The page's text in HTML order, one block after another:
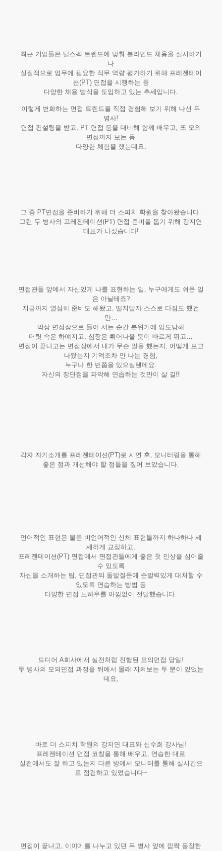
최근 기업들은 탈스펙 트렌드에 맞춰 블라인드 채용을 실시하거
나
실질적으로 업무에 필요한 직무 역량 평가하기 위해 프레젠테이
션(PT) 면접을 시행하는 등
다양한 채용 방식을 도입하고 있는 추세입니다.
이렇게 변화하는 면접 트렌드를 직접 경험해 보기 위해 나선 두
병사!
면접 컨설팅을 받고, PT 면접 등을 대비해 함께 배우고, 또 모의
면접까지 보는 등
다양한 체험을 했는데요,
그 중 PT면접을 준비하기 위해 더 스피치 학원을 찾아왔습니다.
그런 두 병사의 프레젠테이션(PT) 면접 준비를 돕기 위해 강지연
대표가 나섰습니다!
면접관들 앞에서 자신있게 나를 표현하는 일, 누구에게도 쉬운 일
은 아닐테죠?
지금까지 열심히 준비도 해왔고, 떨지말자 스스로 다짐도 했건
만…
막상 면접장으로 들어 서는 순간 분위기에 압도당해
머릿 속은 하얘지고, 심장은 튀어나올 듯이 빠르게 뛰고…
면접이 끝나고는 면접장에서 내가 무슨 말을 했는지, 어떻게 보고
나왔는지 기억조차 안 나는 경험,
누구나 한 번쯤을 있으실텐데요.
자신의 장단점을 파악해 연습하는 것만이 살 길!!
각자 자기소개를 프레젠테이션(PT)로 시연 후, 모니터링을 통해
좋은 점과 개선해야 할 점들을 짚어 보았습니다.
언어적인 표현은 물론 비언어적인 신체 표현들까지 하나하나 세
세하게 교정하고,
프레젠테이션(PT) 면접에서 면접관들에게 좋은 첫 인상을 심어줄
수 있도록
자신을 소개하는 팁, 면접관의 돌발질문에 순발력있게 대처할 수
있도록 연습하는 방법 등
다양한 면접 노하우를 아낌없이 전달했습니다.
드디어 A회사에서 실전처럼 진행된 모의면접 당일!
두 병사의 모의면접 과정을 뒤에서 몰래 지켜보는 두 분이 있었는
데요,
바로 더 스피치 학원의 강지연 대표와 신수희 강사님!
프레젠테이션 면접 코칭을 통해 배우고, 연습한 대로
실전에서도 잘 하고 있는지 다른 방에서 모니터를 통해 실시간으
로 점검하고 있었습니다~
면접이 끝나고, 이야기를 나누고 있던 두 병사 앞에 깜짝 등장한